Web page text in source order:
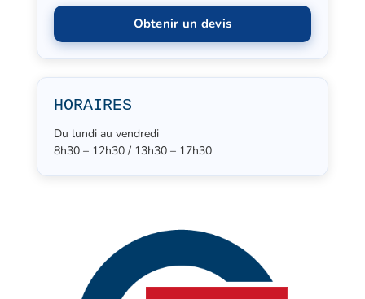
Obtenir un devis
HORAIRES
Du lundi au vendredi
8h30 – 12h30 / 13h30 – 17h30